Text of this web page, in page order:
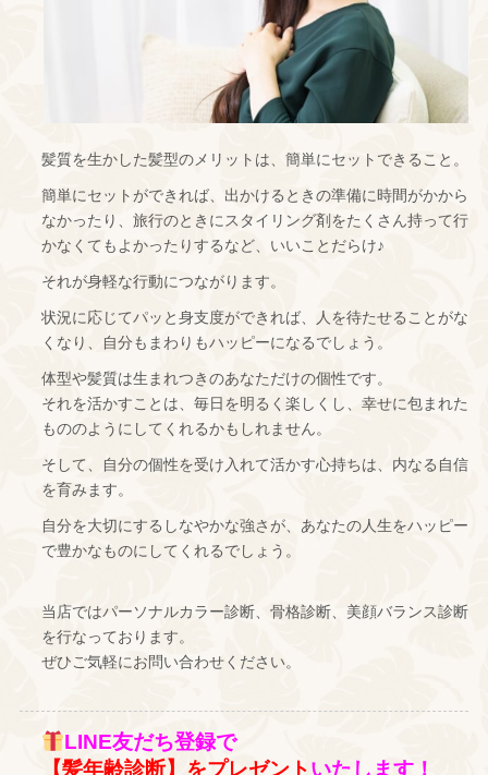
髪質を生かした髪型のメリットは、簡単にセットできること。
簡単にセットができれば、出かけるときの準備に時間がかから
なかったり、旅行のときにスタイリング剤をたくさん持って行
かなくてもよかったりするなど、いいことだらけ♪
それが身軽な行動につながります。
状況に応じてパッと身支度ができれば、人を待たせることがな
くなり、自分もまわりもハッピーになるでしょう。
体型や髪質は生まれつきのあなただけの個性です。
それを活かすことは、毎日を明るく楽しくし、幸せに包まれた
もののようにしてくれるかもしれません。
そして、自分の個性を受け入れて活かす心持ちは、内なる自信
を育みます。
自分を大切にするしなやかな強さが、あなたの人生をハッピー
で豊かなものにしてくれるでしょう。
当店ではパーソナルカラー診断、骨格診断、美顔バランス診断
を行なっております。
ぜひご気軽にお問い合わせください。
LINE友だち登録で
【髪年齢診断】をプレゼントいたします！